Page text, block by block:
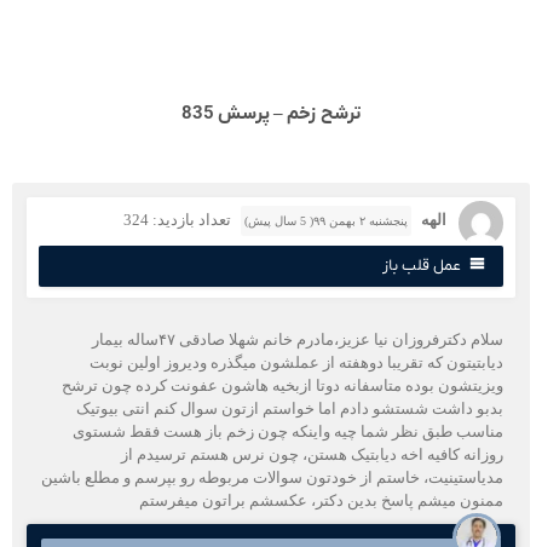
ترشح زخم – پرسش 835
الهه پنجشنبه ۲ بهمن ۹۹( 5 سال پیش) تعداد بازدید: 324
عمل قلب باز
سلام دکترفروزان نیا عزیز،مادرم خانم شهلا صادقی ۴۷ساله بیمار
که تقریبا دوهفته از عملشون میگذره ودیروز اولین نوبت
بوده متاسفانه دوتا ازبخیه هاشون عفونت کرده چون ترشح
داشت شستشو دادم اما خواستم ازتون سوال کنم انتی بیوتیک
طبق نظر شما چیه واینکه چون زخم باز هست فقط شستوی
کافیه اخه دیابتیک هستن، چون نرس هستم ترسیدم از
خاستم از خودتون سوالات مربوطه رو بپرسم و مطلع باشین
میشم پاسخ بدین دکتر، عکسشم براتون میفرستم